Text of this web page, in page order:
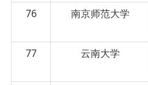
76 南京师范大学
77
云南大学